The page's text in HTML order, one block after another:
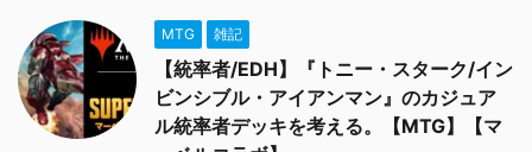
MTG 雑記
【統率者/EDH】『トニー・スターク/イン
ビンシブル・アイアンマン』のカジュア
ル統率者デッキを考える。【MTG】【マ